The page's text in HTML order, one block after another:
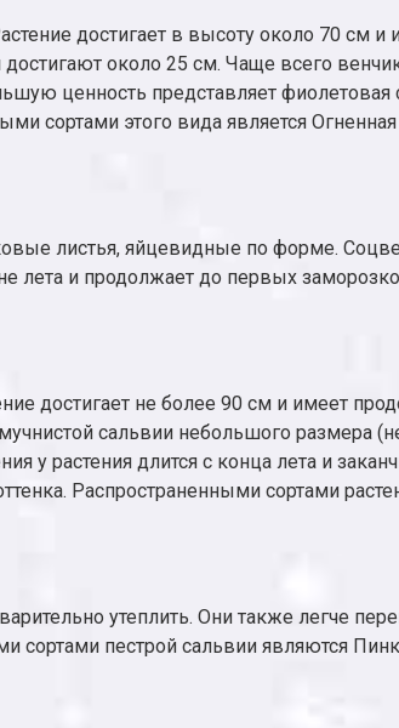
достигает в высоту около 70 см
около 25 см. Чаще всего
ценность представляет фиолетовая
сортами этого вида является
листья, яйцевидные по форме.
лета и продолжает до первых
достигает не более 90 см и имеет
сальвии небольшого размера
растения длится с конца лета и
Распространенными сортами
утеплить. Они также легче
сортами пестрой сальвии являются